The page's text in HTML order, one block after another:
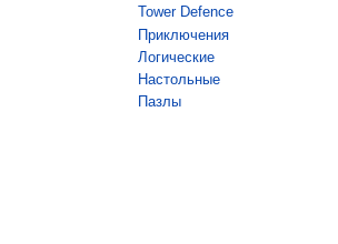
Tower Defence
Приключения
Логические
Настольные
Пазлы